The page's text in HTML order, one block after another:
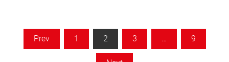
Paginație
Prev 1 2 3 … 9